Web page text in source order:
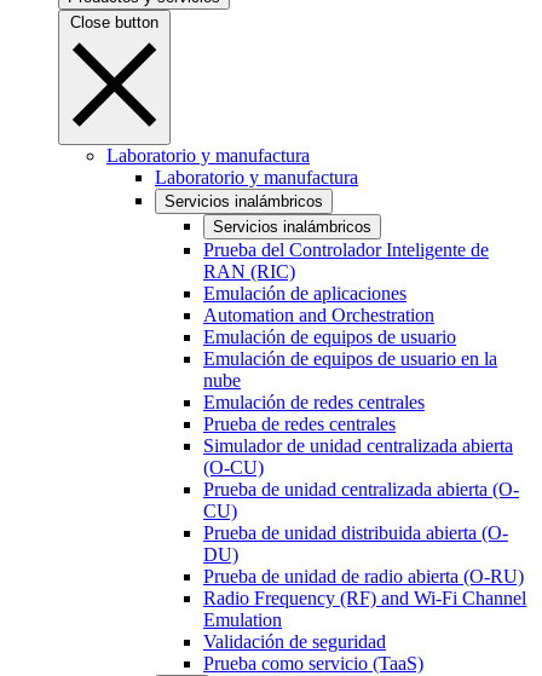
Close button
Laboratorio y manufactura
Laboratorio y manufactura
Servicios inalámbricos
Servicios inalámbricos
Prueba del Controlador Inteligente de
RAN (RIC)
Emulación de aplicaciones
Automation and Orchestration
Emulación de equipos de usuario
Emulación de equipos de usuario en la
nube
Emulación de redes centrales
Prueba de redes centrales
Simulador de unidad centralizada abierta
(O-CU)
Prueba de unidad centralizada abierta (O-
CU)
Prueba de unidad distribuida abierta (O-
DU)
Prueba de unidad de radio abierta (O-RU)
Radio Frequency (RF) and Wi-Fi Channel
Emulation
Validación de seguridad
Prueba como servicio (TaaS)